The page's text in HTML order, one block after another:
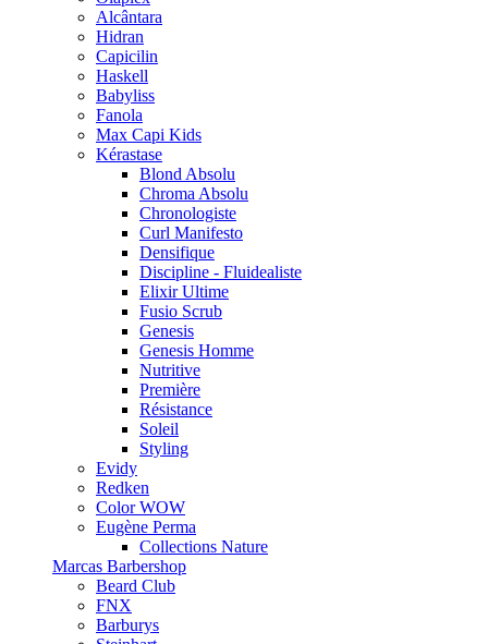
Alcântara
Hidran
Capicilin
Haskell
Babyliss
Fanola
Max Capi Kids
Kérastase
Blond Absolu
Chroma Absolu
Chronologiste
Curl Manifesto
Densifique
Discipline - Fluidealiste
Elixir Ultime
Fusio Scrub
Genesis
Genesis Homme
Nutritive
Première
Résistance
Soleil
Styling
Evidy
Redken
Color WOW
Eugène Perma
Collections Nature
Marcas Barbershop
Beard Club
FNX
Barburys